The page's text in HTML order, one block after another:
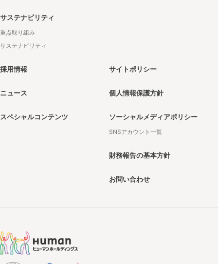
サステナビリティ
重点取り組み
サステナビリティ
採用情報
ニュース
スペシャルコンテンツ
サイトポリシー
個人情報保護方針
ソーシャルメディアポリシー
SNSアカウント一覧
財務報告の基本方針
お問い合わせ